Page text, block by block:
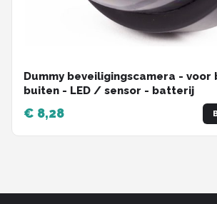
Dummy beveiligingscamera - voor
buiten - LED / sensor - batterij
€ 8,28